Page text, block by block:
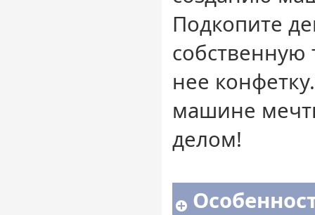
Подкопите
собственную
нее
машине
делом!